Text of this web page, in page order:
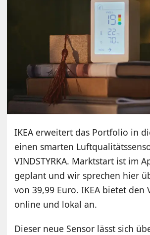
IKEA erweitert das Portfolio in
einen smarten
VINDSTYRKA. Marktstart ist im
geplant und wir sprechen hier
von 39,99 Euro. IKEA bietet den
online und lokal an.
Dieser neue Sensor lässt sich